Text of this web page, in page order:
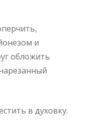
и
обложить
в духовку.